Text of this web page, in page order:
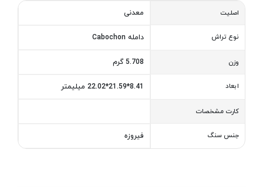
اصلیت معدنی
نوع تراش دامله Cabochon
وزن 5.708 گرم
ابعاد 8.41*21.59*22.02 میلیمتر
کارت مشخصات
جنس سنگ فیروزه